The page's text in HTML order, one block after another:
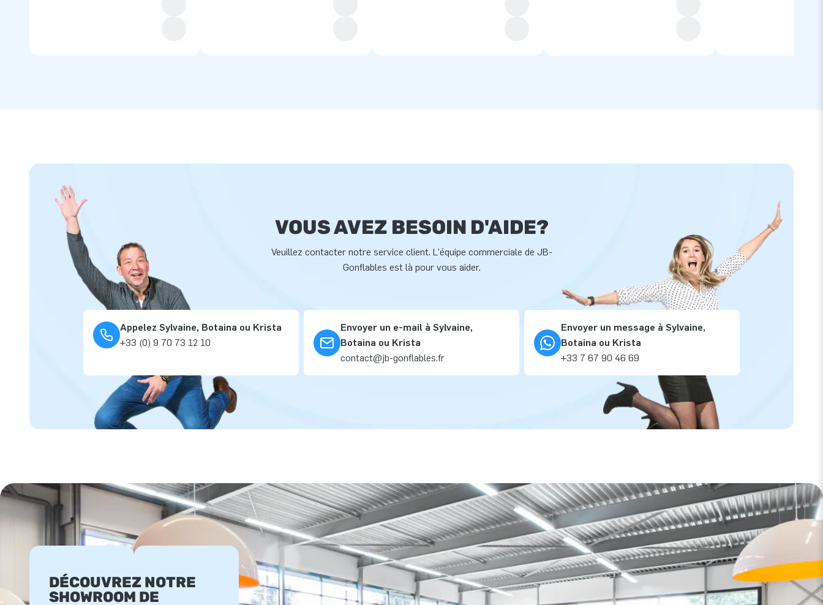
VOUS AVEZ BESOIN D'AIDE?
Veuillez contacter notre service client. L'équipe commerciale de JB-
Gonflables est là pour vous aider.
Appelez Sylvaine, Botaina ou Krista
+33 (0) 9 70 73 12 10
Envoyer un e-mail à Sylvaine,
Botaina ou Krista
contact@jb-gonflables.fr
Envoyer un message à Sylvaine,
Botaina ou Krista
+33 7 67 90 46 69
DÉCOUVREZ NOTRE
SHOWROOM DE